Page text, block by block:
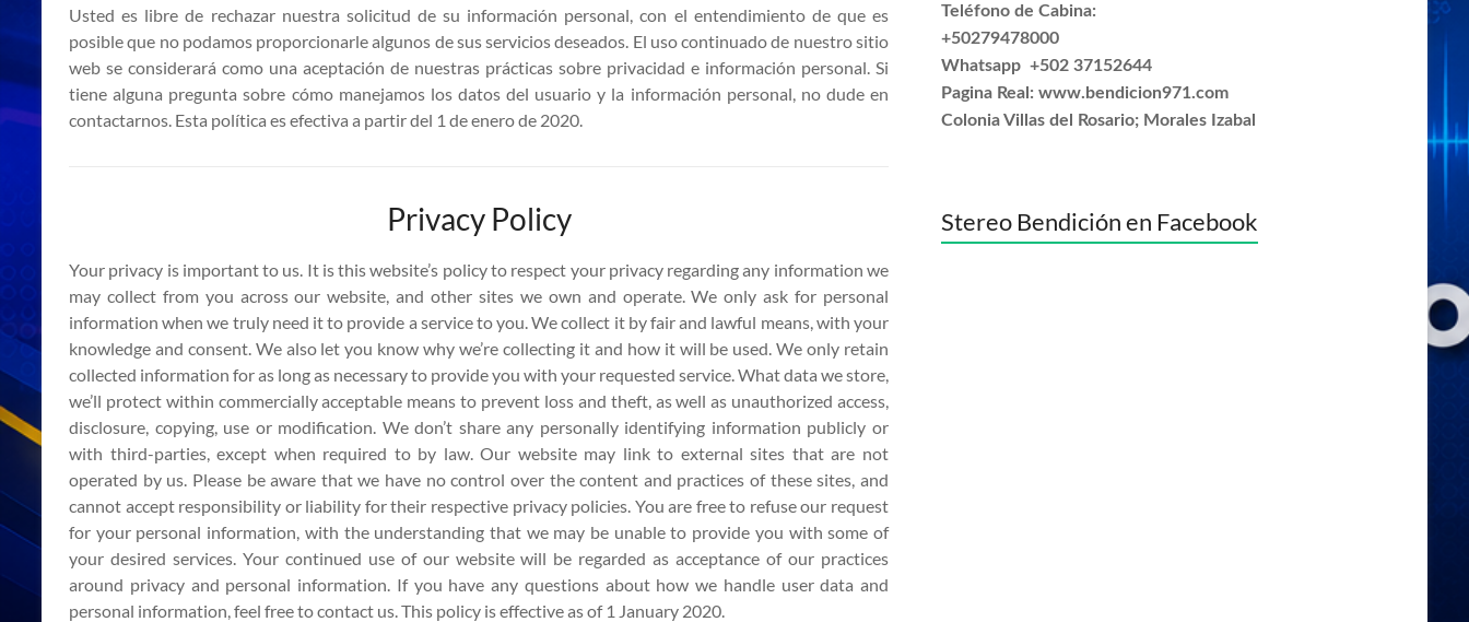
Usted es libre de rechazar nuestra solicitud de su información personal, con el entendimiento de que es
posible que no podamos proporcionarle algunos de sus servicios deseados. El uso continuado de nuestro sitio
web se considerará como una aceptación de nuestras prácticas sobre privacidad e información personal. Si
tiene alguna pregunta sobre cómo manejamos los datos del usuario y la información personal, no dude en
contactarnos. Esta política es efectiva a partir del 1 de enero de 2020.
Privacy Policy
Your privacy is important to us. It is this website’s policy to respect your privacy regarding any information we
may collect from you across our website, and other sites we own and operate. We only ask for personal
information when we truly need it to provide a service to you. We collect it by fair and lawful means, with your
knowledge and consent. We also let you know why we’re collecting it and how it will be used. We only retain
collected information for as long as necessary to provide you with your requested service. What data we store,
we’ll protect within commercially acceptable means to prevent loss and theft, as well as unauthorized access,
disclosure, copying, use or modification. We don’t share any personally identifying information publicly or
with third-parties, except when required to by law. Our website may link to external sites that are not
operated by us. Please be aware that we have no control over the content and practices of these sites, and
cannot accept responsibility or liability for their respective privacy policies. You are free to refuse our request
for your personal information, with the understanding that we may be unable to provide you with some of
your desired services. Your continued use of our website will be regarded as acceptance of our practices
around privacy and personal information. If you have any questions about how we handle user data and
personal information, feel free to contact us. This policy is effective as of 1 January 2020.
Teléfono de Cabina:
+50279478000
Whatsapp +502 37152644
Pagina Real: www.bendicion971.com
Colonia Villas del Rosario; Morales Izabal
Stereo Bendición en Facebook